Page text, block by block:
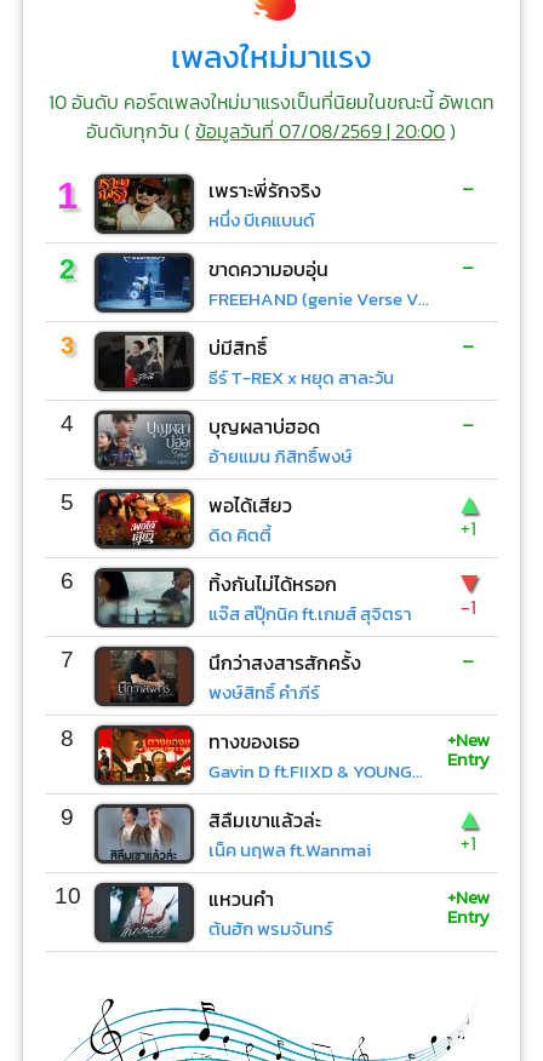
เพลงใหม่มาแรง
10 อันดับ คอร์ดเพลงใหม่มาแรงเป็นที่นิยมในขณะนี้ อัพเดท
อันดับทุกวัน (ข้อมูลวันที่ 07/08/2569 | 20:00)
1 เพราะพี่รักจริง
หนึ่ง บีเคแบนด์
-
2 ขาดความอบอุ่น
FREEHAND (genie Verse Vol.1)
-
3 บ่มีสิทธิ์
ธีร์ T-REX x หยุด สาละวัน
-
4 บุญผลาบ่ฮอด
อ้ายแมน ภิสิทธิ์พงษ์
-
5 พอได้เสียว
ดิด คิตตี้
▲
+1
6 ทิ้งกันไม่ได้หรอก
แจ๊ส สปุ๊กนิค ft.เกมส์ สุจิตรา
▼
-1
7 นึกว่าสงสารสักครั้ง
พงษ์สิทธิ์ คำภีร์
-
8 ทางของเธอ
Gavin D ft.FIIXD & YOUNGOHM
+New
Entry
9 สิลืมเขาแล้วล่ะ
เน็ค นฤพล ft.Wanmai
▲
+1
10 แหวนคำ
ต้นฮัก พรมจันทร์
+New
Entry